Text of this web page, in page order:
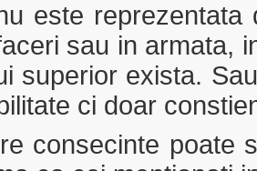
este
sau in armata,
superior exista.
ci doar
consecinte poate